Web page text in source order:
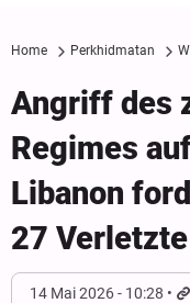
Home Perkhidmatan
Angriff des
Regimes
Libanon
27 Verletzte
14 Mai 2026 - 10:28